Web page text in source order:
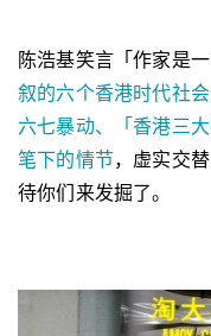
陈浩基笑言「作家是
叙的六个香港时代社
六七暴动、「香港三
笔下的情节，虚实交
待你们来发掘了。